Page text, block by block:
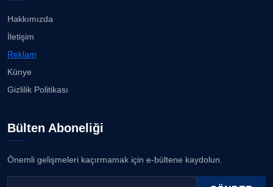
Hakkımızda
İletişim
Reklam
Künye
Gizlilik Politikası
Bülten Aboneliği
Önemli gelişmeleri kaçırmamak için e-bültene kaydolun.